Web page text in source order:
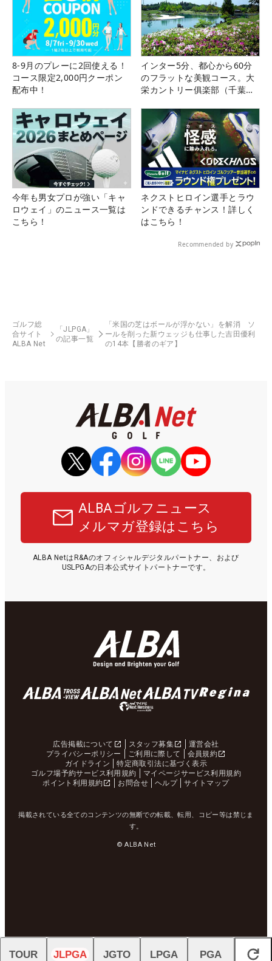
8-9月のプレーに2回使える！
コース限定2,000円クーポン
配布中！
インター5分、都心から60分
のフラットな美観コース。大
栄カントリー俱楽部（千葉
今年も男女プロが強い「キャ
ロウェイ」のニュース一覧は
こちら！
ネクストヒロイン選手とラウ
ンドできるチャンス！詳しく
はこちら！
Recommended by
ゴルフ総
合サイト
ALBA Net
「JLPGA」
の記事一覧
「米国の芝はボールが浮かない」を解消 ソ
ールを削った新ウェッジも仕事した吉田優利
の14本【勝者のギア】
ALBAゴルフニュース
メルマガ登録はこちら
ALBA NetはR&Aのオフィシャルデジタルパートナー、および
USLPGAの日本公式サイトパートナーです。
広告掲載について スタッフ募集
運営会社
プライバシーポリシー
ご利用に際して
会員規約
ガイドライン
特定商取引法に基づく表示
ゴルフ場予約サービス利用規約
マイページサービス利用規約
ポイント利用規約
お問合せ ヘルプ サイトマップ
掲載されている全てのコンテンツの無断での転載、転用、コピー等は禁じま
す。
© ALBA Net
閉じる
TOUR JLPGA JGTO LPGA PGA